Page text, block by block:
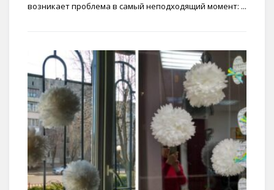
возникает проблема в самый неподходящий момент: ...